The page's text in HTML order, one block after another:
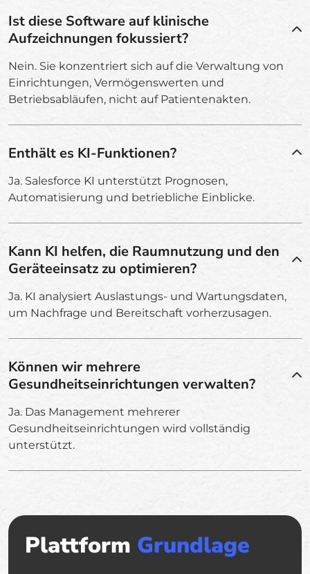
Ist diese Software auf klinische
Aufzeichnungen fokussiert?
Nein. Sie konzentriert sich auf die Verwaltung von
Einrichtungen, Vermögenswerten und
Betriebsabläufen, nicht auf Patientenakten.
Enthält es KI-Funktionen?
Ja. Salesforce KI unterstützt Prognosen,
Automatisierung und betriebliche Einblicke.
Kann KI helfen, die Raumnutzung und den
Geräteeinsatz zu optimieren?
Ja. KI analysiert Auslastungs- und Wartungsdaten,
um Nachfrage und Bereitschaft vorherzusagen.
Können wir mehrere
Gesundheitseinrichtungen verwalten?
Ja. Das Management mehrerer
Gesundheitseinrichtungen wird vollständig
unterstützt.
Plattform Grundlage